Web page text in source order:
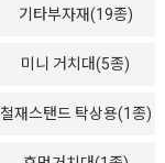
기타부자재(19종)
미니 거치대(5종)
철재스탠드 탁상용(1종)